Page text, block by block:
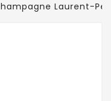
Laurent-